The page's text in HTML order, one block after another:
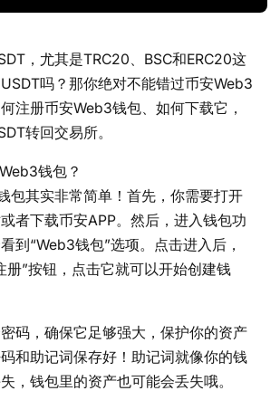
，尤其是TRC20、BSC和ERC20这
吗？那你绝对不能错过币安Web3
注册币安Web3钱包、如何下载它，
转回交易所。
钱包？
包其实非常简单！首先，你需要打开
者下载币安APP。然后，进入钱包功
到“Web3钱包”选项。点击进入后，
册”按钮，点击它就可以开始创建钱
码，确保它足够强大，保护你的资产
和助记词保存好！助记词就像你的钱
，钱包里的资产也可能会丢失哦。